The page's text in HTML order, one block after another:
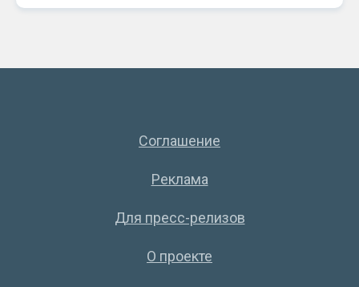
Соглашение
Реклама
Для пресс-релизов
О проекте